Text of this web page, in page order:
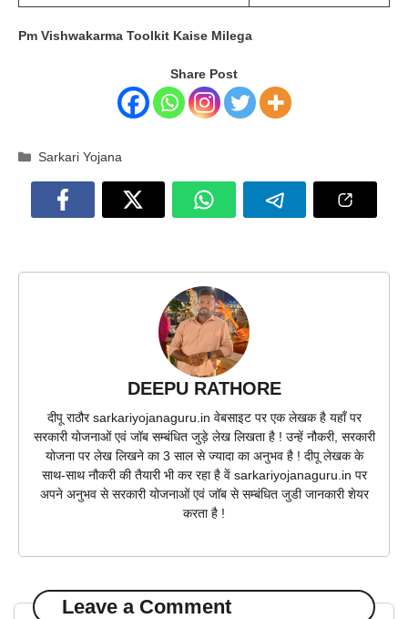
Pm Vishwakarma Toolkit Kaise Milega
Share Post
Categories
Sarkari Yojana
DEEPU RATHORE
दीपू राठौर sarkariyojanaguru.in वेबसाइट पर एक लेखक है यहाँ पर
सरकारी योजनाओं एवं जॉब सम्बंधित जुड़े लेख लिखता है ! उन्हें नौकरी, सरकारी
योजना पर लेख लिखने का 3 साल से ज्यादा का अनुभव है ! दीपू लेखक के
साथ-साथ नौकरी की तैयारी भी कर रहा है वें sarkariyojanaguru.in पर
अपने अनुभव से सरकारी योजनाओं एवं जॉब से सम्बंधित जुडी जानकारी शेयर
करता है !
Leave a Comment